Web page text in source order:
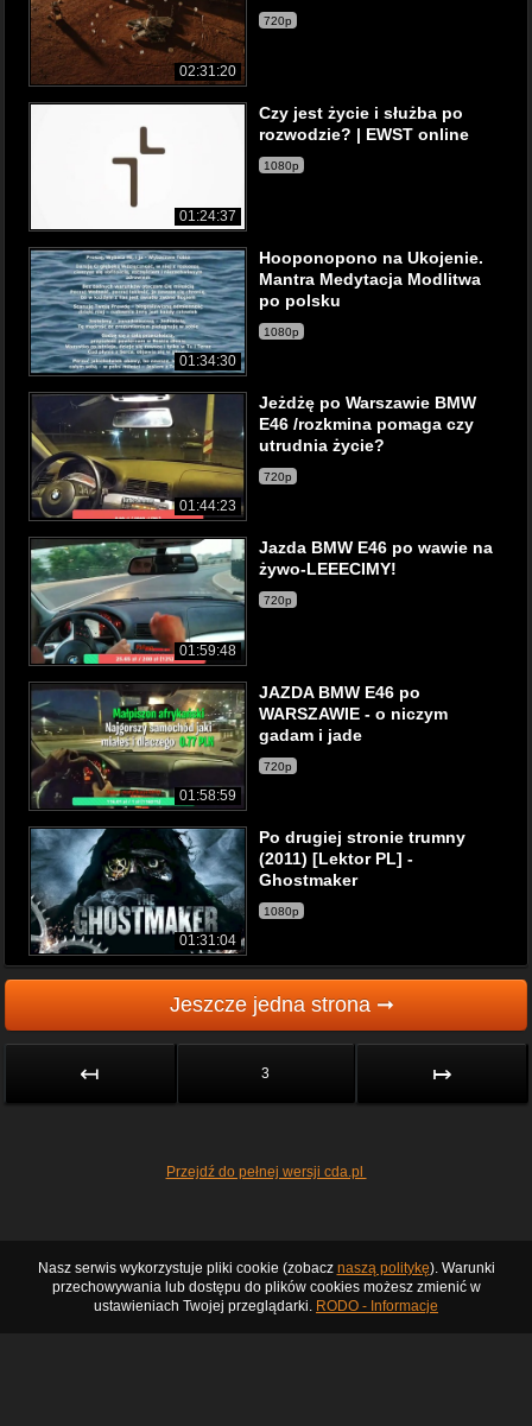
02:31:20
720p
01:24:37
Czy jest życie i służba po
rozwodzie? | EWST online
1080p
01:34:30
Hooponopono na Ukojenie.
Mantra Medytacja Modlitwa
po polsku
1080p
01:44:23
Jeżdżę po Warszawie BMW
E46 /rozkmina pomaga czy
utrudnia życie?
720p
01:59:48
Jazda BMW E46 po wawie na
żywo-LEEECIMY!
720p
01:58:59
JAZDA BMW E46 po
WARSZAWIE - o niczym
gadam i jade
720p
01:31:04
Po drugiej stronie trumny
(2011) [Lektor PL] -
Ghostmaker
1080p
Jeszcze jedna strona ➞
↤ 3 ↦
Przejdź do pełnej wersji cda.pl
Nasz serwis wykorzystuje pliki cookie (zobacz naszą politykę). Warunki
przechowywania lub dostępu do plików cookies możesz zmienić w
ustawieniach Twojej przeglądarki. RODO - Informacje